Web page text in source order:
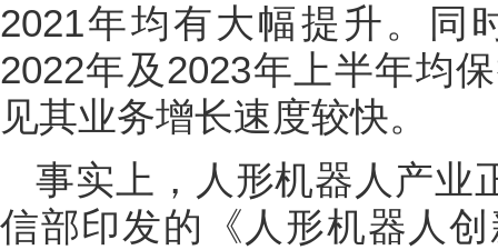
2021年均有大幅提升。同
2022年及2023年上半年均
见其业务增长速度较快。
事实上，人形机器人产业
信部印发的《人形机器人